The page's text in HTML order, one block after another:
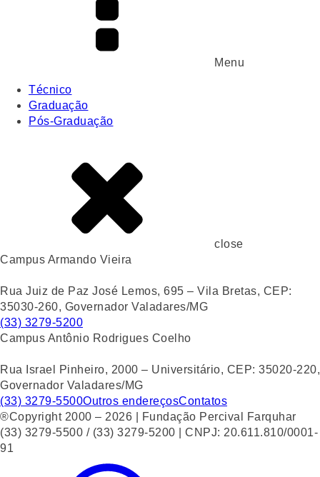
Menu
Técnico
Graduação
Pós-Graduação
close
Campus Armando Vieira
Rua Juiz de Paz José Lemos, 695 – Vila Bretas, CEP:
35030-260, Governador Valadares/MG
(33) 3279-5200
Campus Antônio Rodrigues Coelho
Rua Israel Pinheiro, 2000 – Universitário, CEP: 35020-220,
Governador Valadares/MG
(33) 3279-5500Outros endereçosContatos
®Copyright 2000 – 2026 | Fundação Percival Farquhar
(33) 3279-5500 / (33) 3279-5200 | CNPJ: 20.611.810/0001-
91